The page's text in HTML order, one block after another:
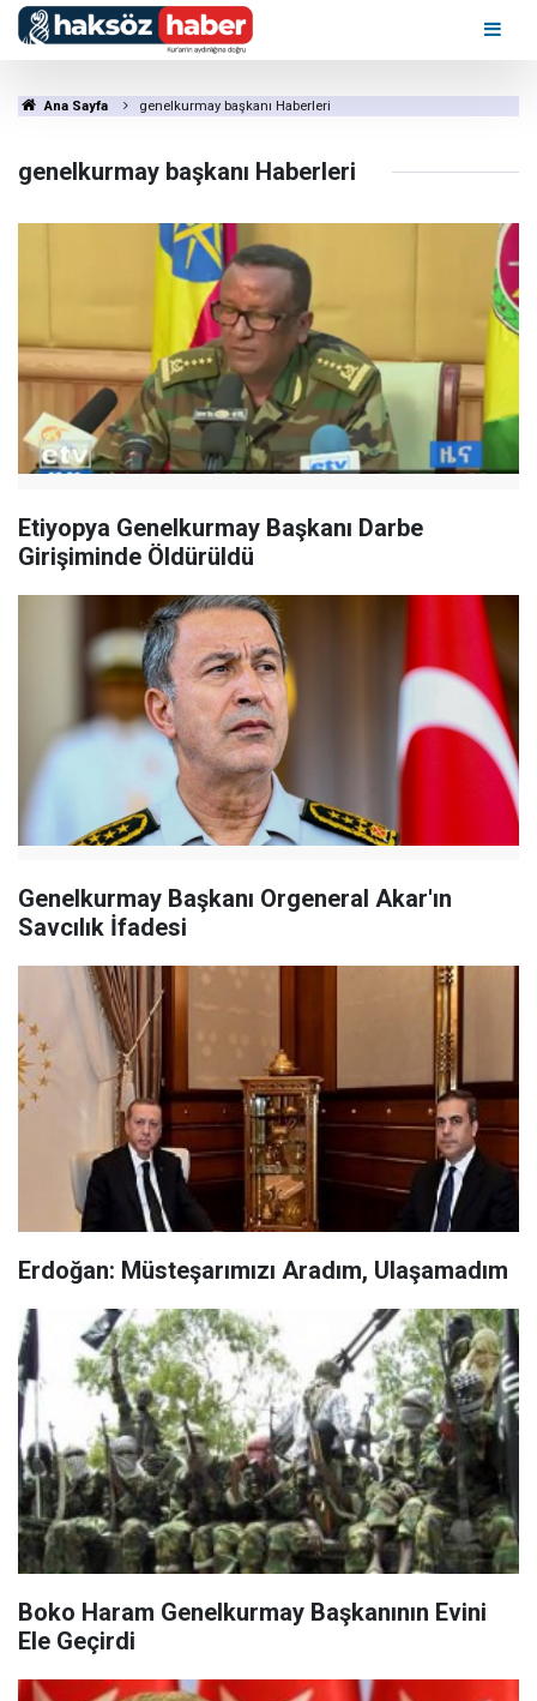
Ana Sayfa genelkurmay başkanı Haberleri
genelkurmay başkanı Haberleri
Etiyopya Genelkurmay Başkanı Darbe
Girişiminde Öldürüldü
Genelkurmay Başkanı Orgeneral Akar'ın
Savcılık İfadesi
Erdoğan: Müsteşarımızı Aradım, Ulaşamadım
Boko Haram Genelkurmay Başkanının Evini
Ele Geçirdi